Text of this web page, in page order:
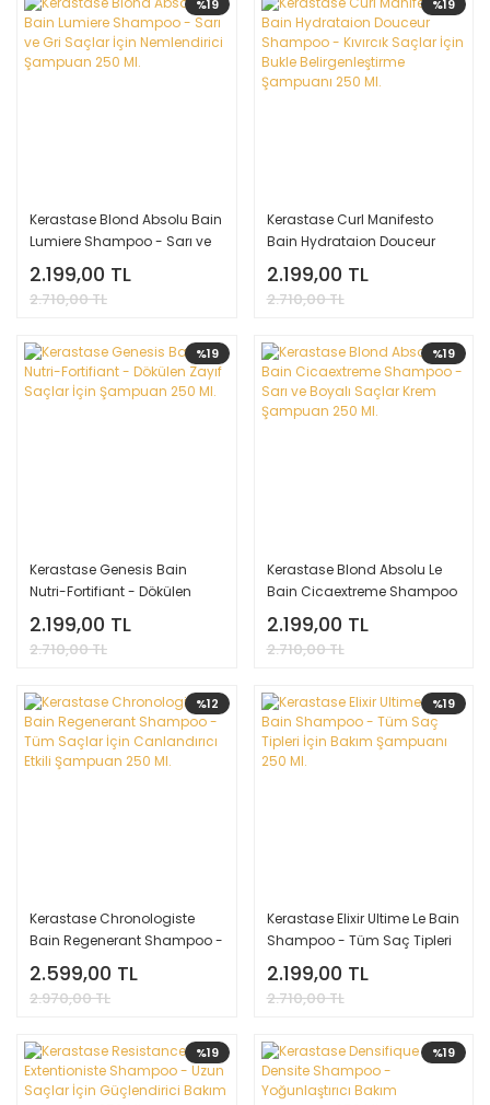
%19
Kerastase Blond Absolu Bain
Lumiere Shampoo - Sarı ve
Gri Saçlar İçin Nemlendirici
Şampuan 250 Ml.
2.199,00 TL
2.710,00 TL
%19
Kerastase Curl Manifesto
Bain Hydrataion Douceur
Shampoo - Kıvırcık Saçlar
İçin Bukle Belirgenleştirme
Şampuanı 250 Ml.
2.199,00 TL
2.710,00 TL
%19
Kerastase Genesis Bain
Nutri-Fortifiant - Dökülen
Zayıf Saçlar İçin Şampuan
250 Ml.
2.199,00 TL
2.710,00 TL
%19
Kerastase Blond Absolu Le
Bain Cicaextreme Shampoo
- Sarı ve Boyalı Saçlar Krem
Şampuan 250 Ml.
2.199,00 TL
2.710,00 TL
%12
Kerastase Chronologiste
Bain Regenerant Shampoo -
Tüm Saçlar İçin Canlandırıcı
Etkili Şampuan 250 Ml.
2.599,00 TL
2.970,00 TL
%19
Kerastase Elixir Ultime Le Bain
Shampoo - Tüm Saç Tipleri
İçin Bakım Şampuanı 250 Ml.
2.199,00 TL
2.710,00 TL
%19 %19